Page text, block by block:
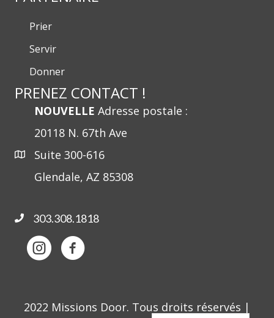
Prier
Servir
Donner
PRENEZ CONTACT !
NOUVELLE Adresse postale :
20118 N. 67th Ave
Suite 300-616
Glendale, AZ 85308
303.308.1818
2022 Missions Door. Tous droits réservés |